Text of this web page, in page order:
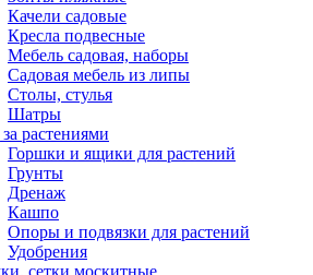
Качели садовые
Кресла подвесные
Мебель садовая, наборы
Садовая мебель из липы
Столы, стулья
Шатры
растениями
Горшки и ящики для растений
Грунты
Дренаж
Кашпо
Опоры и подвязки для растений
Удобрения
сетки москитные